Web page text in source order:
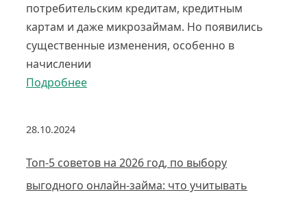
потребительским кредитам, кредитным
картам и даже микрозаймам. Но появились
существенные изменения, особенно в
начислении
Подробнее
28.10.2024
Топ-5 советов на 2026 год, по выбору
выгодного онлайн-займа: что учитывать